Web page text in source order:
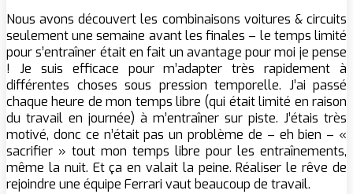
Nous avons découvert les combinaisons voitures & circuits
seulement une semaine avant les finales – le temps limité
pour s’entraîner était en fait un avantage pour moi je pense
! Je suis efficace pour m’adapter très rapidement à
différentes choses sous pression temporelle. J’ai passé
chaque heure de mon temps libre (qui était limité en raison
du travail en journée) à m’entraîner sur piste. J’étais très
motivé, donc ce n’était pas un problème de – eh bien – «
sacrifier » tout mon temps libre pour les entraînements,
même la nuit. Et ça en valait la peine. Réaliser le rêve de
rejoindre une équipe Ferrari vaut beaucoup de travail.